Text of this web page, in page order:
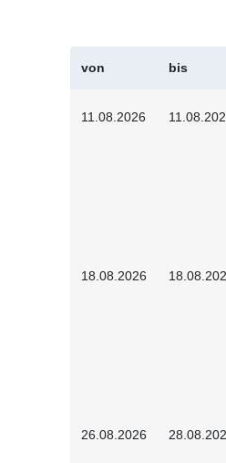
von bis
11.08.2026
18.08.2026
26.08.2026